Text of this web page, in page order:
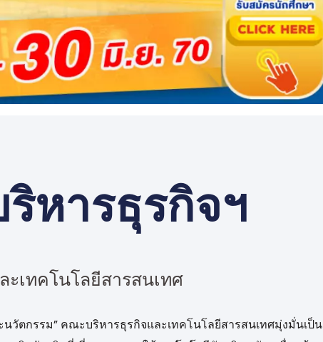
หารธุรกิจฯ
เทคโนโลยีสารสนเทศ
นวัตกรรม” คณะบริหารธุรกิจและเทคโนโลยีสารสนเทศมุ่งมั่นเป็น